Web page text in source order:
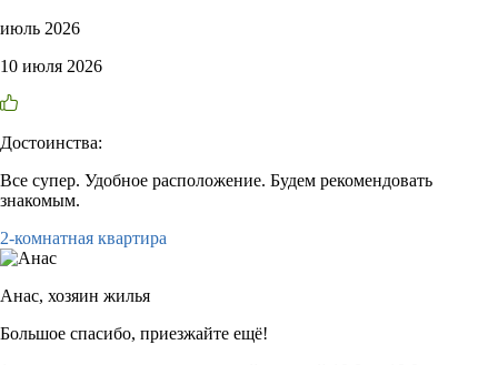
июль 2026
10 июля 2026
Достоинства:
Все супер. Удобное расположение. Будем рекомендовать
знакомым.
2-комнатная квартира
Анас, хозяин жилья
Большое спасибо, приезжайте ещё!